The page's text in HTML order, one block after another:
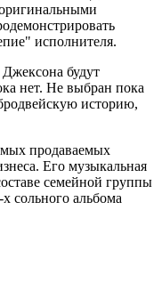
исполнителя.
будут
нет. Не выбран пока
историю,
продаваемых
Его музыкальная
семейной группы
сольного альбома